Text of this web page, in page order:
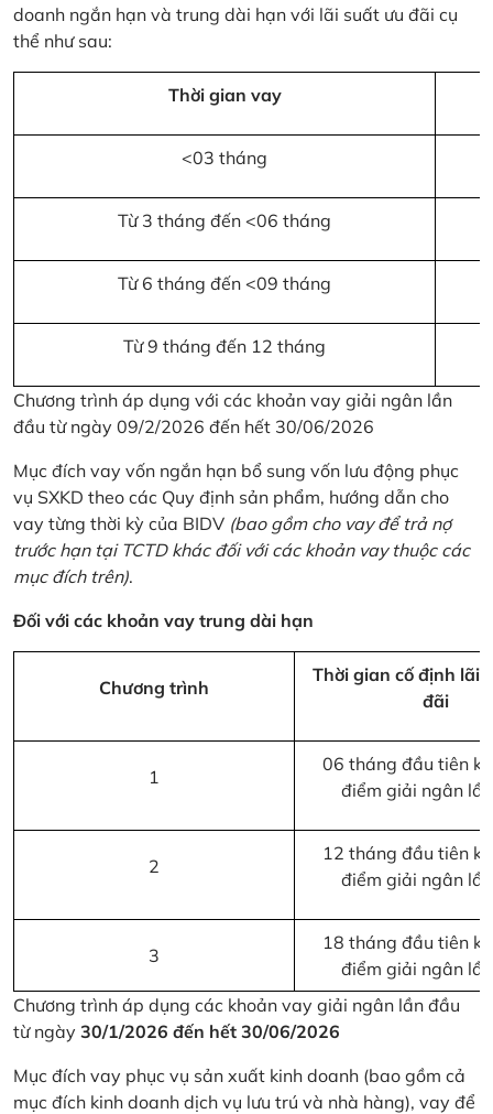
doanh ngắn hạn và trung dài hạn với lãi suất ưu đãi cụ
thể như sau:
Thời gian vay
<03 tháng
Từ 3 tháng đến <06 tháng
Từ 6 tháng đến <09 tháng
Từ 9 tháng đến 12 tháng
Chương trình áp dụng với các khoản vay giải ngân lần
đầu từ ngày 09/2/2026 đến hết 30/06/2026
Mục đích vay vốn ngắn hạn bổ sung vốn lưu động phục
vụ SXKD theo các Quy định sản phẩm, hướng dẫn cho
vay từng thời kỳ của BIDV (bao gồm cho vay để trả nợ
trước hạn tại TCTD khác đối với các khoản vay thuộc các
mục đích trên).
Đối với các khoản vay trung dài hạn
Chương trình
Thời gian cố định lãi
đãi
1
06 tháng đầu tiên
điểm giải ngân
2
12 tháng đầu tiên
điểm giải ngân
3
18 tháng đầu tiên
điểm giải ngân
Chương trình áp dụng các khoản vay giải ngân lần đầu
từ ngày 30/1/2026 đến hết 30/06/2026
Mục đích vay phục vụ sản xuất kinh doanh (bao gồm cả
mục đích kinh doanh dịch vụ lưu trú và nhà hàng), vay để